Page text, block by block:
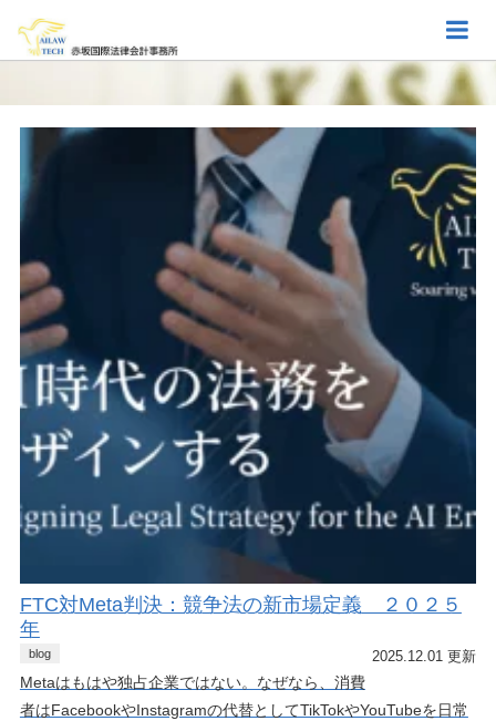
FTC対Meta判決：競争法の新市場定義 ２０２５
年
blog 2025.12.01 更新
Metaはもはや独占企業ではない。なぜなら、消費
者はFacebookやInstagramの代替としてTikTokやYouTubeを日常